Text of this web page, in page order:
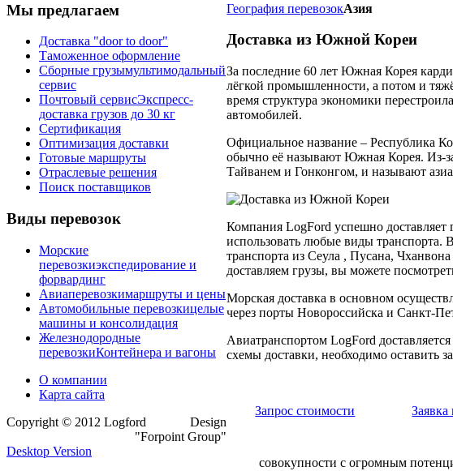
География перевозокАзия
Доставка из Южной Кореи
За последние 60 лет Южная Корея
лёгкой промышленности, а потом и
время структура экономики
автомобилей.
Официальное название – Республика
обычно её называют Южная Корея. Из-
Тайванем и Гонконгом, и называют
Компания LogFord успешно
использовать любые виды транспорта.
транспорта из Сеула , Пусана,
доставляем грузы, вы можете
Морская доставка в основном
через порты Новороссийска и Санкт-
Авиатранспортом LogFord
схемы доставки, необходимо оставить
Запрос стоимости Заявка
совокупности с огромным
Мы предлагаем
Доставка "door to door"
Таможенное оформление
Сборные грузымультимодальный
сервис
Почтовый сервисЭкспресс-
доставка грузов до 30 кг
Сертификация
Оптимизация доставки
Готовые маршруты
Отраслевые решения
Поиск поставщиков
Виды перевозок
Морские
перевозкиэкспедирование и
форвардинг
Авиаперевозкимаршруты и цены
Автомобильные перевозкицелые
машины и консолидация
Железнодородные
перевозкиКонтейнера и вагоны
О компании
Карта сайта
Copyright © 2012 Logford
Design
"Forpoint Group"
Desktop Version